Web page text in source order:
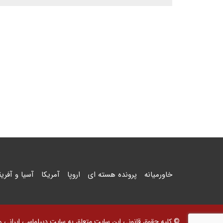
خاورمیانه پرونده هسته ای اروپا آمریکا آسیا و